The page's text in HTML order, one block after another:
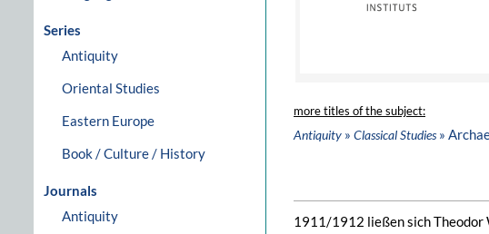
Series
Antiquity
Oriental Studies
Eastern Europe
Book / Culture / History
Journals
Antiquity
more titles of the subject:
Antiquity » Classical Studies»
1911/1912 ließen sich Theodor